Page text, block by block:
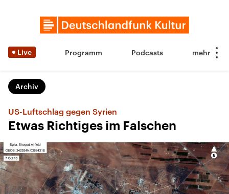
Live Programm Podcasts
Archiv
US-Luftschlag gegen Syrien
Etwas Richtiges im Falschen